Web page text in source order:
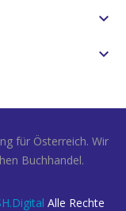
keyboard_arrow_down
keyboard_arrow_down
für Österreich. Wir
Buchhandel.
Alle Rechte